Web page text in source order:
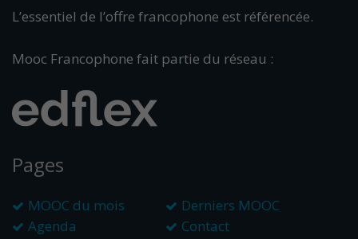
L’essentiel de l’offre francophone est référencée.
Mooc Francophone fait partie du réseau :
Pages
MOOC du mois
Derniers MOOC
Agenda
Contact